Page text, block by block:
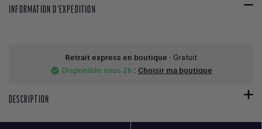
INFORMATION D'EXPEDITION
Retrait express en boutique - Gratuit
check_circle Disponible sous 2h : Choisir ma boutique
DESCRIPTION